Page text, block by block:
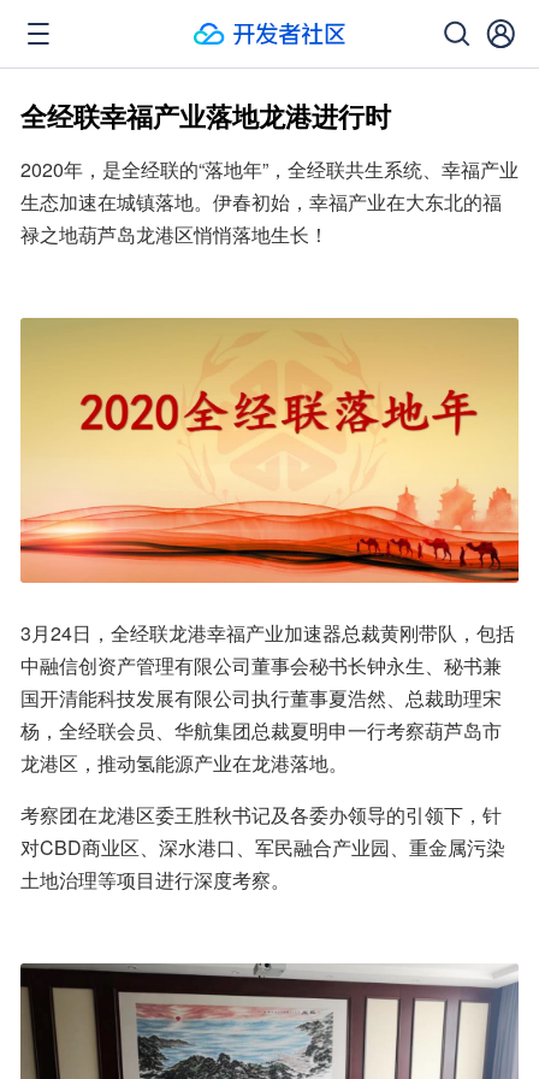
全经联幸福产业落地龙港进行时
2020年，是全经联的“落地年”，全经联共生系统、幸福产业
生态加速在城镇落地。伊春初始，幸福产业在大东北的福
禄之地葫芦岛龙港区悄悄落地生长！
3月24日，全经联龙港幸福产业加速器总裁黄刚带队，包括
中融信创资产管理有限公司董事会秘书长钟永生、秘书兼
国开清能科技发展有限公司执行董事夏浩然、总裁助理宋
杨，全经联会员、华航集团总裁夏明申一行考察葫芦岛市
龙港区，推动氢能源产业在龙港落地。
考察团在龙港区委王胜秋书记及各委办领导的引领下，针
对CBD商业区、深水港口、军民融合产业园、重金属污染
土地治理等项目进行深度考察。